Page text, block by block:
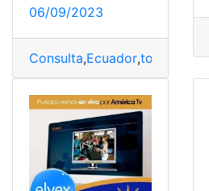
06/09/2023
Consulta,Ecuador,top2